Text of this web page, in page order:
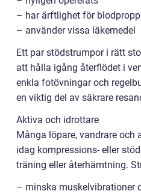
– har ärftlighet för
– använder vissa läkemedel
Ett par stödstrumpor i rätt
att hålla igång återflödet i
enkla fotövningar och
en viktig del av säkrare
Aktiva och idrottare
Många löpare, vandrare och
idag kompressions- eller
träning eller återhämtning.
– minska muskelvibrationer